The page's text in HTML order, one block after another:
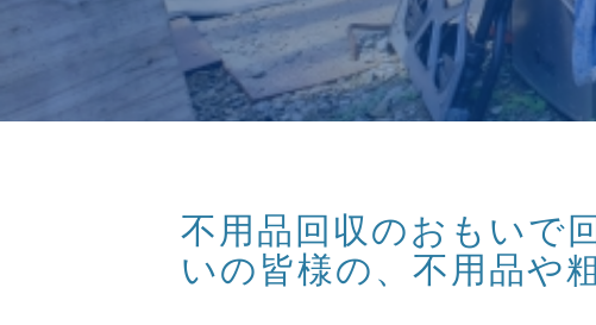
不用品回収のおもいで
いの皆様の、不用品や